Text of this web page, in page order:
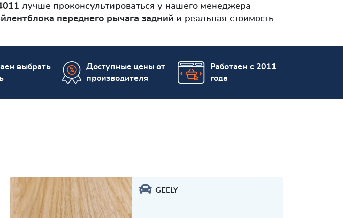
лучше проконсультироваться у нашего менеджера
переднего рычага задний и реальная стоимость
выбрать
Доступные цены от
производителя
Работаем с 2011
года
GEELY